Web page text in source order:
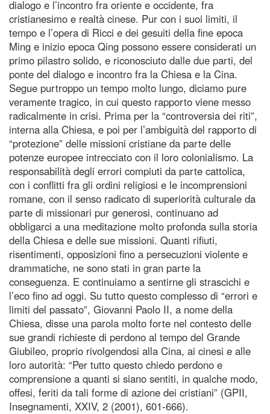
dialogo e l’incontro fra oriente e occidente, fra
cristianesimo e realtà cinese. Pur con i suoi limiti, il
tempo e l’opera di Ricci e dei gesuiti della fine epoca
Ming e inizio epoca Qing possono essere considerati un
primo pilastro solido, e riconosciuto dalle due parti, del
ponte del dialogo e incontro fra la Chiesa e la Cina.
Segue purtroppo un tempo molto lungo, diciamo pure
veramente tragico, in cui questo rapporto viene messo
radicalmente in crisi. Prima per la “controversia dei riti”,
interna alla Chiesa, e poi per l’ambiguità del rapporto di
“protezione” delle missioni cristiane da parte delle
potenze europee intrecciato con il loro colonialismo. La
responsabilità degli errori compiuti da parte cattolica,
con i conflitti fra gli ordini religiosi e le incomprensioni
romane, con il senso radicato di superiorità culturale da
parte di missionari pur generosi, continuano ad
obbligarci a una meditazione molto profonda sulla storia
della Chiesa e delle sue missioni. Quanti rifiuti,
risentimenti, opposizioni fino a persecuzioni violente e
drammatiche, ne sono stati in gran parte la
conseguenza. E continuiamo a sentirne gli strascichi e
l’eco fino ad oggi. Su tutto questo complesso di “errori e
limiti del passato”, Giovanni Paolo II, a nome della
Chiesa, disse una parola molto forte nel contesto delle
sue grandi richieste di perdono al tempo del Grande
Giubileo, proprio rivolgendosi alla Cina, ai cinesi e alle
loro autorità: “Per tutto questo chiedo perdono e
comprensione a quanti si siano sentiti, in qualche modo,
offesi, feriti da tali forme di azione dei cristiani” (GPII,
Insegnamenti, XXIV, 2 (2001), 601-666).